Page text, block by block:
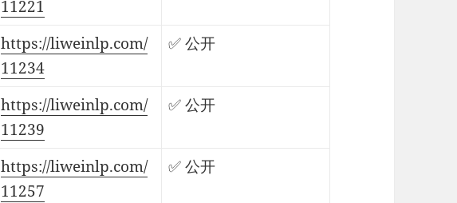
11221
https://liweinlp.com/
11234
✅ 公开
https://liweinlp.com/
11239
✅ 公开
https://liweinlp.com/
11257
✅ 公开